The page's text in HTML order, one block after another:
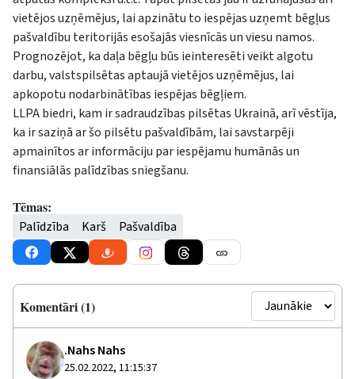
vietējos uzņēmējus, lai apzinātu to iespējas uzņemt bēgļus
pašvaldību teritorijās esošajās viesnīcās un viesu namos.
Prognozējot, ka daļa bēgļu būs ieinteresēti veikt algotu
darbu, valstspilsētas aptaujā vietējos uzņēmējus, lai
apkopotu nodarbinātības iespējas bēgļiem.
LLPA biedri, kam ir sadraudzības pilsētas Ukrainā, arī vēstīja,
ka ir saziņā ar šo pilsētu pašvaldībām, lai savstarpēji
apmainītos ar informāciju par iespējamu humānās un
finansiālās palīdzības sniegšanu.
Tēmas:
Palīdzība Karš Pašvaldība
Komentāri (1)
.Nahs Nahs
25.02.2022, 11:15:37